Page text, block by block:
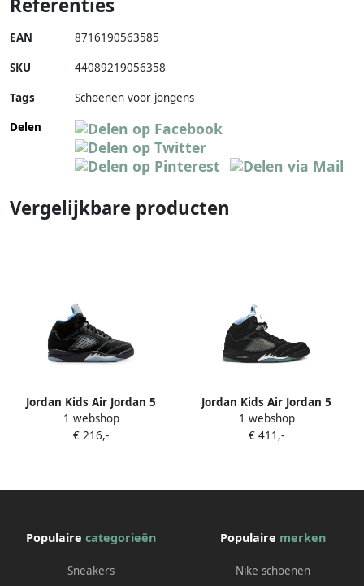
Referenties
EAN 8716190563585
SKU 44089219056358
Tags
Schoenen voor jongens
Delen
Vergelijkbare producten
Jordan Kids Air Jordan 5
Retro sneakers Zwart
1 webshop
€ 216,-
Jordan Kids Air Jordan 5
Retro sneakers Zwart
1 webshop
€ 411,-
Populaire categorieën
Sneakers
Populaire merken
Nike schoenen